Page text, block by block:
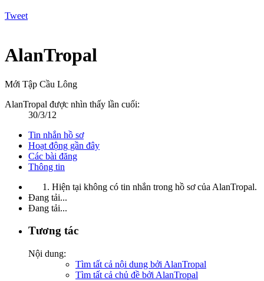
Tweet
AlanTropal
Mới Tập Cầu Lông
AlanTropal được nhìn thấy lần cuối:
30/3/12
Tin nhắn hồ sơ
Hoạt động gần đây
Các bài đăng
Thông tin
Hiện tại không có tin nhắn trong hồ sơ của AlanTropal.
Đang tải...
Đang tải...
Tương tác
Nội dung:
Tìm tất cả nội dung bởi AlanTropal
Tìm tất cả chủ đề bởi AlanTropal